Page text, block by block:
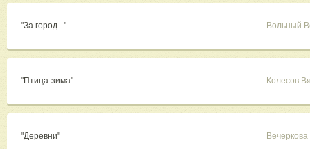
"За город..." Вольный
"Птица-зима" Колесов
"Деревни"